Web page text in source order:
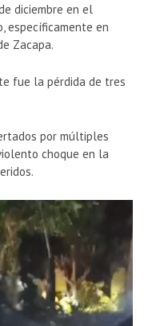
diciembre en el
específicamente en
Zacapa.
fue la pérdida de tres
por múltiples
choque en la